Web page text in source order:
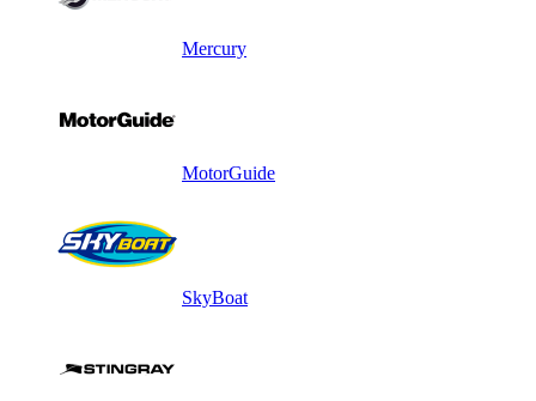
Mercury
MotorGuide
SkyBoat